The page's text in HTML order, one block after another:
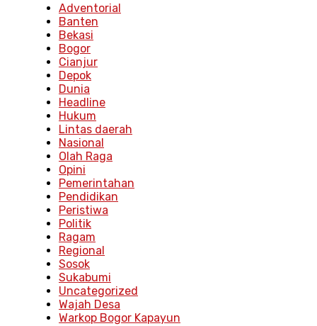
Adventorial
Banten
Bekasi
Bogor
Cianjur
Depok
Dunia
Headline
Hukum
Lintas daerah
Nasional
Olah Raga
Opini
Pemerintahan
Pendidikan
Peristiwa
Politik
Ragam
Regional
Sosok
Sukabumi
Uncategorized
Wajah Desa
Warkop Bogor Kapayun